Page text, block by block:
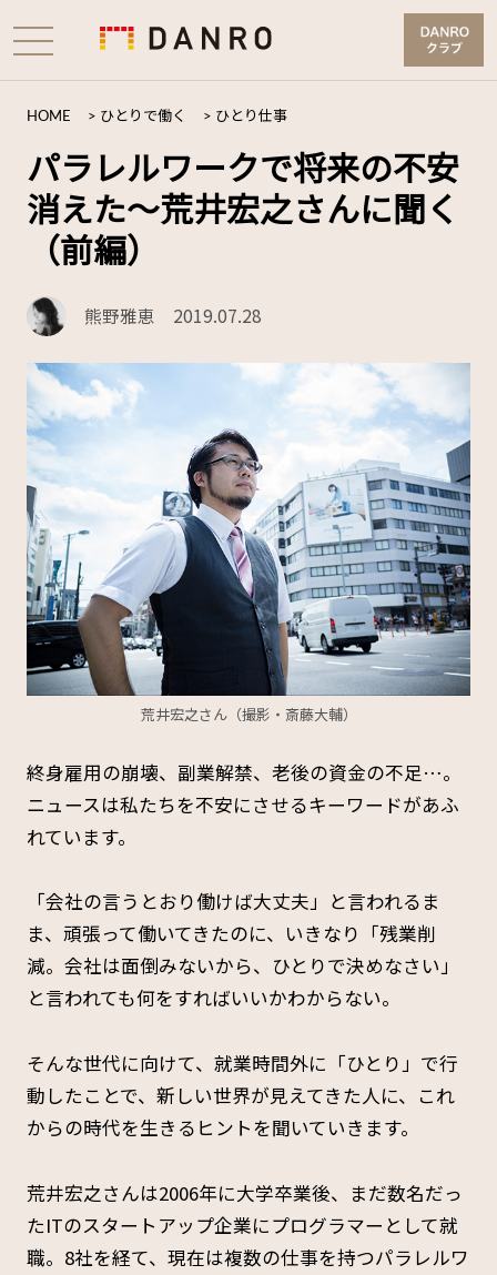
HOME > ひとりで働く > ひとり仕事
パラレルワークで将来の不安
消えた〜荒井宏之さんに聞く
（前編）
熊野雅恵 2019.07.28
荒井宏之さん（撮影・斎藤大輔）
終身雇用の崩壊、副業解禁、老後の資金の不足…。
ニュースは私たちを不安にさせるキーワードがあふ
れています。
「会社の言うとおり働けば大丈夫」と言われるま
ま、頑張って働いてきたのに、いきなり「残業削
減。会社は面倒みないから、ひとりで決めなさい」
と言われても何をすればいいかわからない。
そんな世代に向けて、就業時間外に「ひとり」で行
動したことで、新しい世界が見えてきた人に、これ
からの時代を生きるヒントを聞いていきます。
荒井宏之さんは2006年に大学卒業後、まだ数名だっ
たITのスタートアップ企業にプログラマーとして就
職。8社を経て、現在は複数の仕事を持つパラレルワ